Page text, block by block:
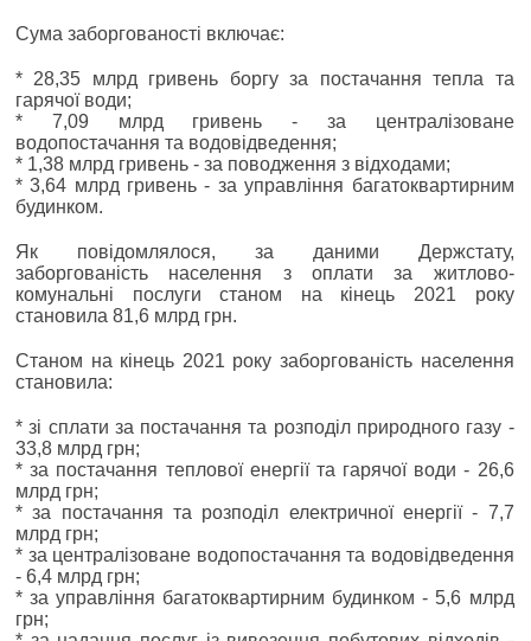
Сума заборгованості включає:
* 28,35 млрд гривень боргу за постачання тепла та
гарячої води;
* 7,09 млрд гривень - за централізоване
водопостачання та водовідведення;
* 1,38 млрд гривень - за поводження з відходами;
* 3,64 млрд гривень - за управління багатоквартирним
будинком.
Як повідомлялося, за даними Держстату,
заборгованість населення з оплати за житлово-
комунальні послуги станом на кінець 2021 року
становила 81,6 млрд грн.
Станом на кінець 2021 року заборгованість населення
становила:
* зі сплати за постачання та розподіл природного газу -
33,8 млрд грн;
* за постачання теплової енергії та гарячої води - 26,6
млрд грн;
* за постачання та розподіл електричної енергії - 7,7
млрд грн;
* за централізоване водопостачання та водовідведення
- 6,4 млрд грн;
* за управління багатоквартирним будинком - 5,6 млрд
грн;